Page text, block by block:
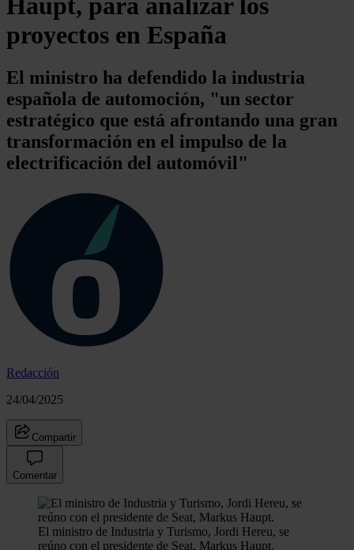
Haupt, para analizar los
proyectos en España
El ministro ha defendido la industria
española de automoción, "un sector
estratégico que está afrontando una gran
transformación en el impulso de la
electrificación del automóvil"
Redacción
24/04/2025
Compartir
Comentar
El ministro de Industria y Turismo, Jordi Hereu, se
reúno con el presidente de Seat, Markus Haupt.